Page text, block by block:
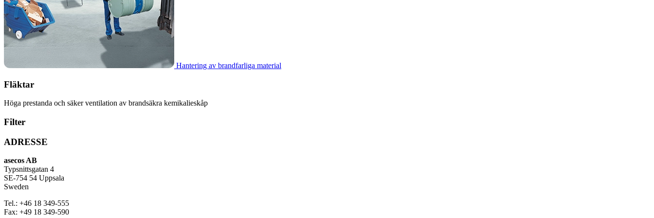
Hantering av brandfarliga material
Fläktar
Höga prestanda och säker ventilation av brandsäkra kemikalieskåp
Filter
ADRESSE
asecos AB
Typsnittsgatan 4
SE-754 54 Uppsala
Sweden
Tel.: +46 18 349-555
Fax: +49 18 349-590